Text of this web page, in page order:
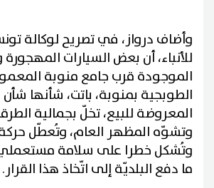
وأضاف درواز، في تصريح لوكالة
للأنباء، أن بعض السيارات
الموجودة قرب جامع منوبة
الطوبجية بمنوبة، باتت، شأنها شأن
المعروضة للبيع، تخلّ بجمالية
وتشوّه المظهر العام، وتُعطّل حركة
وتُشكل خطرا على سلامة
ما دفع البلديّة إلى اتّخاذ هذا القرار.